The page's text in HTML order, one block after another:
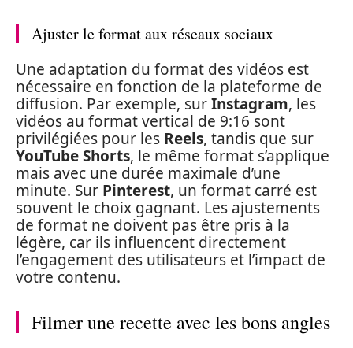
Ajuster le format aux réseaux sociaux
Une adaptation du format des vidéos est
nécessaire en fonction de la plateforme de
diffusion. Par exemple, surInstagram, les
vidéos au format vertical de 9:16 sont
privilégiées pour les Reels, tandis que sur
YouTube Shorts, le même format s’applique
mais avec une durée maximale d’une
minute. Sur Pinterest, un format carré est
souvent le choix gagnant. Les ajustements
de format ne doivent pas être pris à la
légère, car ils influencent directement
l’engagement des utilisateurs et l’impact de
votre contenu.
Filmer une recette avec les bons angles